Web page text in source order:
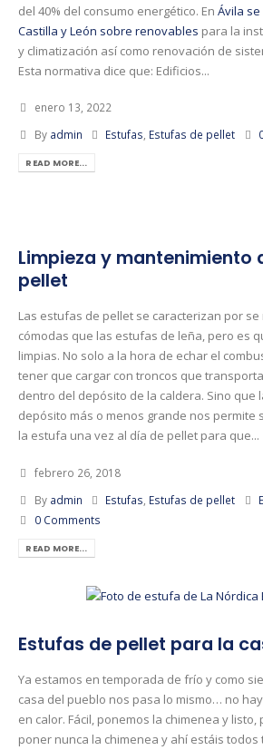
del 40% del consumo energético. En Ávila
Castilla y León sobre renovables para la
y climatización así como renovación de
Esta normativa dice que: Edificios...
enero 13, 2022
By admin Estufas, Estufas de pellet
READ MORE...
Limpieza y mantenimiento
pellet
Las estufas de pellet se caracterizan por
cómodas que las estufas de leña, pero es
limpias. No solo a la hora de echar el
tener que cargar con troncos que
dentro del depósito de la caldera. Sino que
depósito más o menos grande nos permite
la estufa una vez al día de pellet para que...
febrero 26, 2018
By admin Estufas Estufas de pellet
0 Comments
READ MORE...
Estufas de pellet para la
Ya estamos en temporada de frío y como
casa del pueblo nos pasa lo mismo… no
en calor. Fácil, ponemos la chimenea y
poner nunca la chimenea y ahí estáis todos